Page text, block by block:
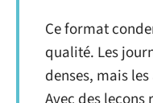
Ce format
qualité. Les
denses, mais